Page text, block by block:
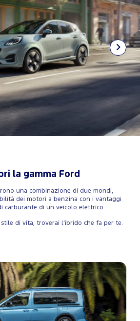
la gamma Ford
una combinazione di due mondi,
dei motori a benzina con i vantaggi
carburante di un veicolo elettrico.
di vita, troverai l’ibrido che fa per te.